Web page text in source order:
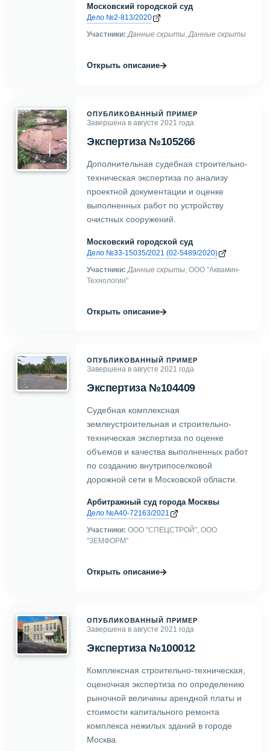
Московский городской суд
Дело №2-813/2020
Участники: Данные скрыты,Данные скрыты
Открыть описание→
ОПУБЛИКОВАННЫЙ ПРИМЕР
Завершена в августе 2021 года
Экспертиза №105266
Дополнительная судебная строительно-
техническая экспертиза по анализу
проектной документации и оценке
выполненных работ по устройству
очистных сооружений.
Московский городской суд
Дело №33-15035/2021 (02-5489/2020)
Участники: Данные скрыты, ООО "Аквамин-
Технологии"
Открыть описание→
ОПУБЛИКОВАННЫЙ ПРИМЕР
Завершена в августе 2021 года
Экспертиза №104409
Судебная комплексная
землеустроительная и строительно-
техническая экспертиза по оценке
объемов и качества выполненных работ
по созданию внутрипоселковой
дорожной сети в Московской области.
Арбитражный суд города Москвы
Дело №А40-72163/2021
Участники: ООО "СПЕЦСТРОЙ", ООО
"ЗЕМФОРМ"
Открыть описание→
ОПУБЛИКОВАННЫЙ ПРИМЕР
Завершена в августе 2021 года
Экспертиза №100012
Комплексная строительно-техническая,
оценочная экспертиза по определению
рыночной величины арендной платы и
стоимости капитального ремонта
комплекса нежилых зданий в городе
Москва.